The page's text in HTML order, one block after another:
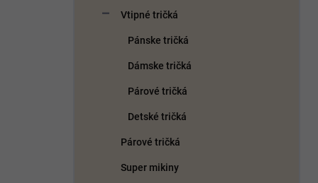
Vtipné tričká
Pánske tričká
Dámske tričká
Párové tričká
Detské tričká
Párové tričká
Super mikiny